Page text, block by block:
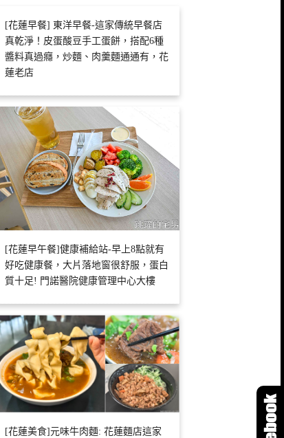
[花蓮早餐] 東洋早餐-這家傳統早餐店
真乾淨！皮蛋酸豆手工蛋餅，搭配6種
醬料真過癮，炒麵、肉羹麵通通有，花
蓮老店
[花蓮早午餐]健康補給站-早上8點就有
好吃健康餐，大片落地窗很舒服，蛋白
質十足! 門諾醫院健康管理中心大樓
[花蓮美食]元味牛肉麵: 花蓮麵店這家